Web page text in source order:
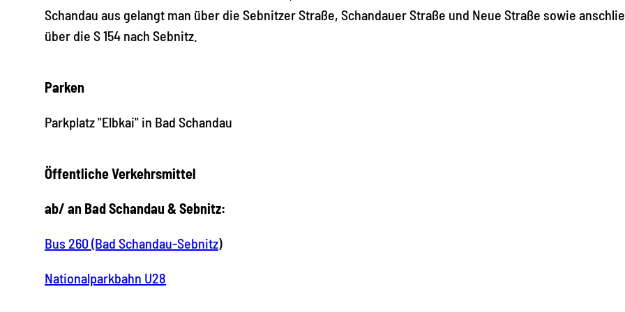
Schandau aus gelangt man über die Sebnitzer Straße, Schandauer Straße und Neue Straße sowie
über die S 154 nach Sebnitz.
Parken
Parkplatz "Elbkai" in Bad Schandau
Öffentliche Verkehrsmittel
ab/ an Bad Schandau & Sebnitz:
Bus 260 (Bad Schandau-Sebnitz)
Nationalparkbahn U28